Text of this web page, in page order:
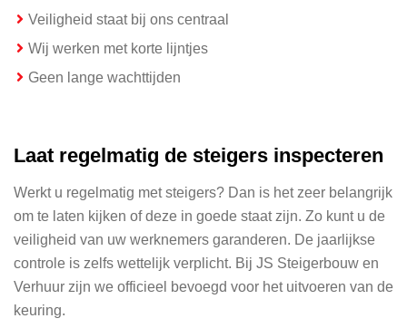
Veiligheid staat bij ons centraal
Wij werken met korte lijntjes
Geen lange wachttijden
Laat regelmatig de steigers inspecteren
Werkt u regelmatig met steigers? Dan is het zeer belangrijk
om te laten kijken of deze in goede staat zijn. Zo kunt u de
veiligheid van uw werknemers garanderen. De jaarlijkse
controle is zelfs wettelijk verplicht. Bij JS Steigerbouw en
Verhuur zijn we officieel bevoegd voor het uitvoeren van de
keuring.